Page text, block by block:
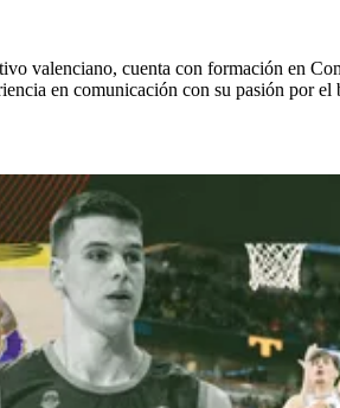
valenciano, cuenta con formación en
en comunicación con su pasión por